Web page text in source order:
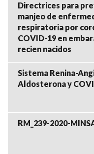
Directrices para
manjeo de
respiratoria por
COVID-19 en
recien nacidos
Sistema Renina-
Aldosterona y
RM_239-2020-